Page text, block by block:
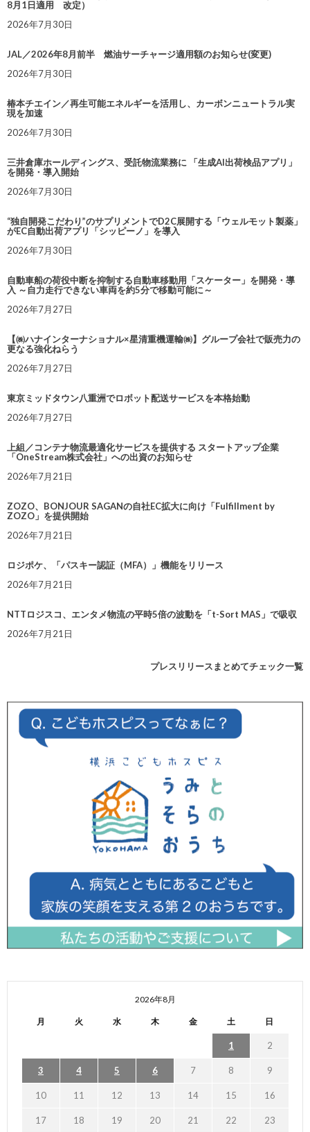
8月1日適用 改定）
2026年7月30日
JAL／2026年8月前半 燃油サーチャージ適用額のお知らせ(変更)
2026年7月30日
椿本チエイン／再生可能エネルギーを活用し、カーボンニュートラル実
現を加速
2026年7月30日
三井倉庫ホールディングス、受託物流業務に 「生成AI出荷検品アプリ」
を開発・導入開始
2026年7月30日
“独自開発こだわり”のサプリメントでD2C展開する「ウェルモット製薬」
がEC自動出荷アプリ「シッピーノ」を導入
2026年7月30日
自動車船の荷役中断を抑制する自動車移動用「スケーター」を開発・導
入 ～自力走行できない車両を約5分で移動可能に～
2026年7月27日
【㈱ハナインターナショナル×星清重機運輸㈱】グループ会社で販売力の
更なる強化ねらう
2026年7月27日
東京ミッドタウン八重洲でロボット配送サービスを本格始動
2026年7月27日
上組／コンテナ物流最適化サービスを提供する スタートアップ企業
「OneStream株式会社」への出資のお知らせ
2026年7月21日
ZOZO、BONJOUR SAGANの自社EC拡大に向け「Fulfillment by
ZOZO」を提供開始
2026年7月21日
ロジポケ、「パスキー認証（MFA）」機能をリリース
2026年7月21日
NTTロジスコ、エンタメ物流の平時5倍の波動を「t-Sort MAS」で吸収
2026年7月21日
プレスリリースまとめてチェック一覧
2026年8月
月 火 水 木 金 土 日
1 2
3 4 5 6 7 8 9
10 11 12 13 14 15 16
17 18 19 20 21 22 23